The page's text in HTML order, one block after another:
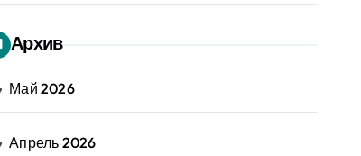
Архив
Май 2026
Апрель 2026